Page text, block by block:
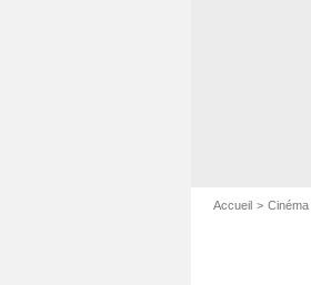
Accueil Cinéma